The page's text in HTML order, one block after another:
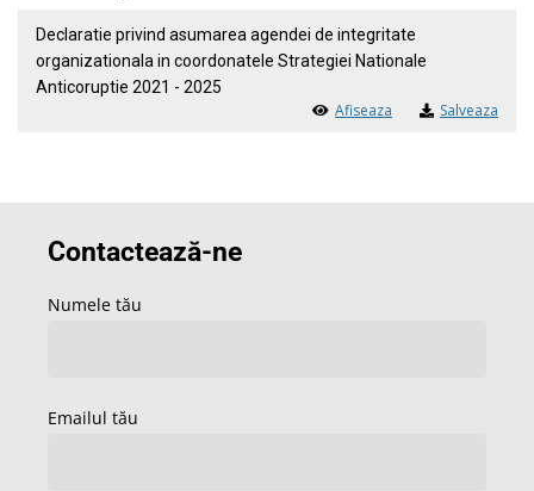
Declaratie privind asumarea agendei de integritate
organizationala in coordonatele Strategiei Nationale
Anticoruptie 2021 - 2025
Afiseaza Salveaza